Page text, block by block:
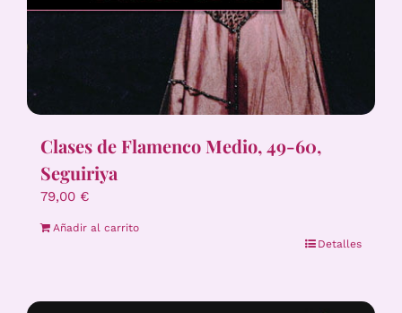
Clases de Flamenco Medio, 49-60,
Seguiriya
79,00 €
Añadir al carrito
Detalles